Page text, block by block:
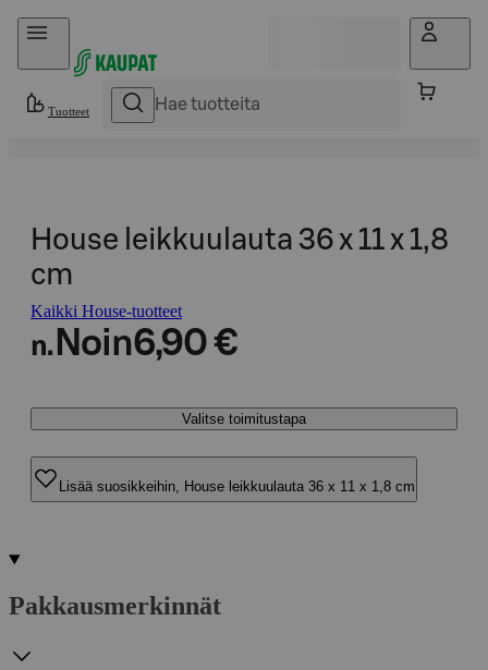
Hyppää sisältöön
Tuotteet
House leikkuulauta 36 x 11 x 1,8
cm
Kaikki House-tuotteet
n. Noin6,90 €
Valitse toimitustapa
Lisää suosikkeihin, House leikkuulauta 36 x 11 x 1,8 cm
Pakkausmerkinnät